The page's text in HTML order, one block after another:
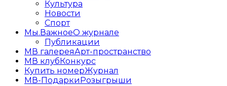
Культура
Новости
Спорт
Мы.ВажноеО журнале
Публикации
МВ галереяАрт-пространство
МВ клуб Конкурс
Купить номерЖурнал
МВ-Подарки Розыгрыши